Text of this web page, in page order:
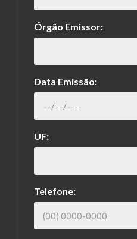
Órgão Emissor:
Data Emissão:
UF:
Telefone: